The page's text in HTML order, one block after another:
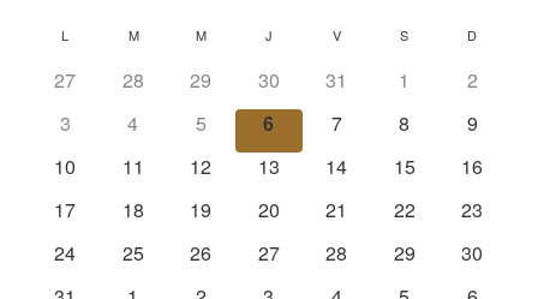
de
vues
date.
Calendrier
de
Évènements
L MMARDI M MERCREDI
J VVENDREDI
S D
27 28 29 30 31 1
2
3
4 5 6 7 8
9
10
11 12 13 14 15
16
17
18 19 20 21 22
23
24
25 26 27 28 29
30